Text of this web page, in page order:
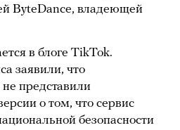
ByteDance, владеющей
в блоге TikTok.
заявили, что
представили
о том, что сервис
безопасности